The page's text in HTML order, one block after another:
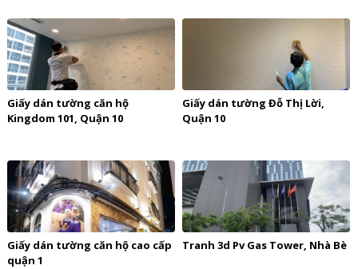
Giấy dán tường căn hộ
Kingdom 101, Quận 10
Giấy dán tường Đỗ Thị Lời,
Quận 10
Giấy dán tường căn hộ cao cấp
quận 1
Tranh 3d Pv Gas Tower, Nhà Bè